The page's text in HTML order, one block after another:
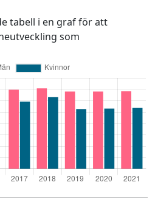
tabell i en graf för att
som